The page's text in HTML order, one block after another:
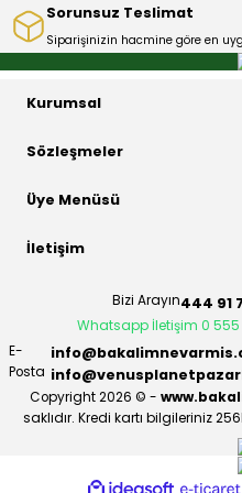
Sorunsuz Teslimat
Siparişinizin hacmine göre en
Kurumsal
Sözleşmeler
Üye Menüsü
İletişim
Bizi Arayın444 91
Whatsapp İletişim 0 555
E-
Posta
Copyright 2026 © -
saklıdır. Kredi kartı bilgileriniz
ideasoft